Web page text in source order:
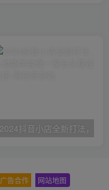
广告合作 网站地图